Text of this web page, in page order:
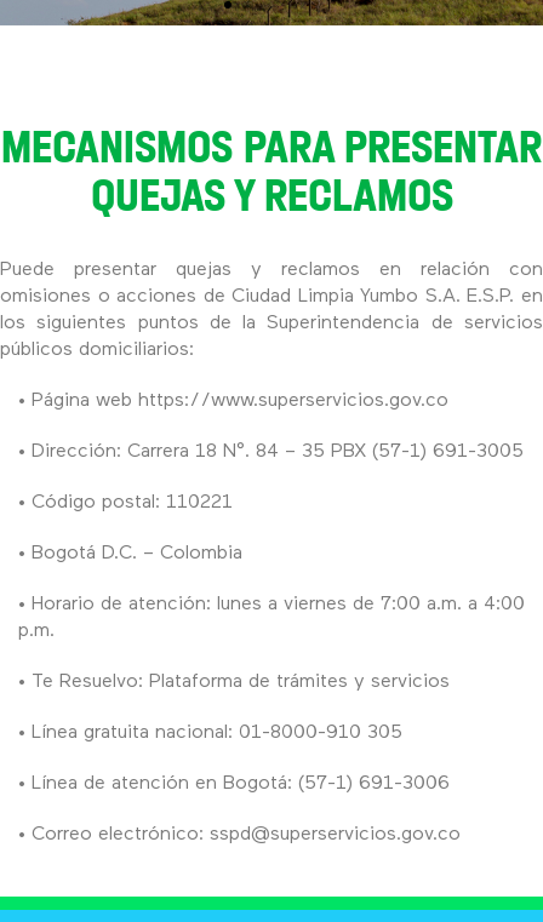
MECANISMOS PARA PRESENTAR
QUEJAS Y RECLAMOS
Puede presentar quejas y reclamos en relación con
omisiones o acciones de Ciudad Limpia Yumbo S.A. E.S.P. en
los siguientes puntos de la Superintendencia de servicios
públicos domiciliarios:
• Página web https://www.superservicios.gov.co
• Dirección: Carrera 18 N°. 84 – 35 PBX (57-1) 691-3005
• Código postal: 110221
• Bogotá D.C. – Colombia
• Horario de atención: lunes a viernes de 7:00 a.m. a 4:00
p.m.
• Te Resuelvo: Plataforma de trámites y servicios
• Línea gratuita nacional: 01-8000-910 305
• Línea de atención en Bogotá: (57-1) 691-3006
• Correo electrónico: sspd@superservicios.gov.co